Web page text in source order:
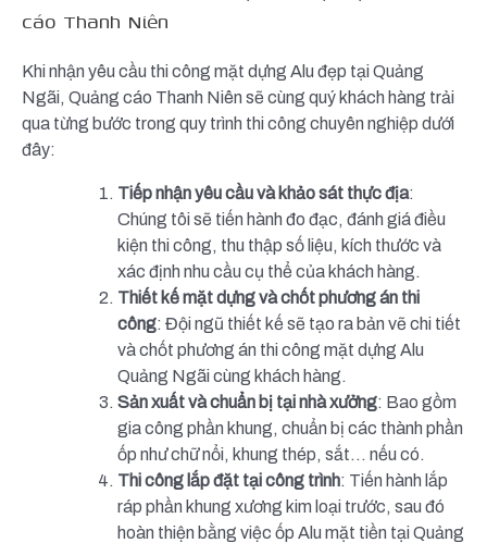
cáo Thanh Niên
Khi nhận yêu cầu thi công mặt dựng Alu đẹp tại Quảng
Ngãi, Quảng cáo Thanh Niên sẽ cùng quý khách hàng trải
qua từng bước trong quy trình thi công chuyên nghiệp dưới
đây:
Tiếp nhận yêu cầu và khảo sát thực địa:
Chúng tôi sẽ tiến hành đo đạc, đánh giá điều
kiện thi công, thu thập số liệu, kích thước và
xác định nhu cầu cụ thể của khách hàng.
Thiết kế mặt dựng và chốt phương án thi
công: Đội ngũ thiết kế sẽ tạo ra bản vẽ chi tiết
và chốt phương án thi công mặt dựng Alu
Quảng Ngãi cùng khách hàng.
Sản xuất và chuẩn bị tại nhà xưởng: Bao gồm
gia công phần khung, chuẩn bị các thành phần
ốp như chữ nổi, khung thép, sắt… nếu có.
Thi công lắp đặt tại công trình: Tiến hành lắp
ráp phần khung xương kim loại trước, sau đó
hoàn thiện bằng việc ốp Alu mặt tiền tại Quảng